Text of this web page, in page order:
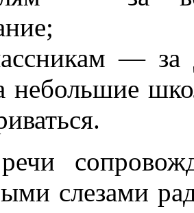
—
небольшие
слезами